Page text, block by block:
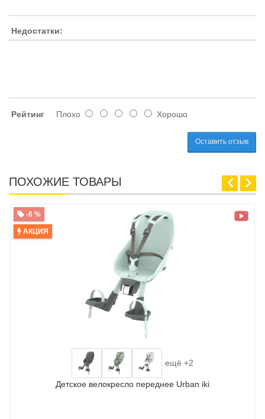
Недостатки:
Рейтинг Плохо Хорошо
Оставить отзыв
ПОХОЖИЕ ТОВАРЫ
-6 %
АКЦИЯ
ещё +2
Детское велокресло переднее Urban iki